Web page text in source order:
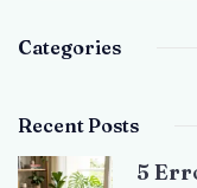
Categories
Recent Posts
5